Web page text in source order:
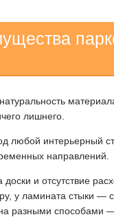
лишнего.
любой интерьерный
направлений.
доски и отсутствие
у ламината стыки —
разными способами